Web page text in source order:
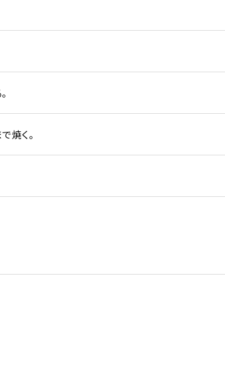
焼く。